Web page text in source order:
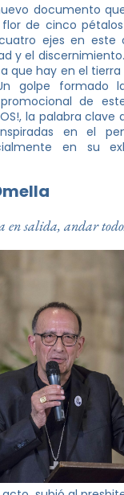
documento
de cinco
ejes en este
y el
que hay en el
golpe formado
de
la palabra
en el
en su
en salida, andar